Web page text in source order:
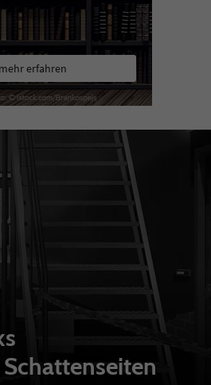
mehr erfahren